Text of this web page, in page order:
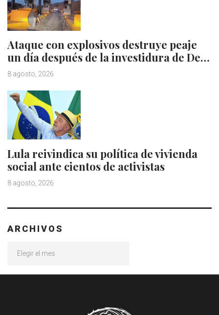
Ataque con explosivos destruye peaje
un día después de la investidura de De…
8 agosto, 2026
Lula reivindica su política de vivienda
social ante cientos de activistas
8 agosto, 2026
ARCHIVOS